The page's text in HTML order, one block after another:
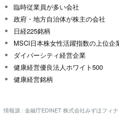
臨時従業員が多い会社
政府・地方自治体が株主の会社
日経225銘柄
MSCI日本株女性活躍指数の上位企
ダイバーシティ経営企業
健康経営優良法人ホワイト500
健康経営銘柄
情報源 : 金融庁EDINET 株式会社みずほフィ